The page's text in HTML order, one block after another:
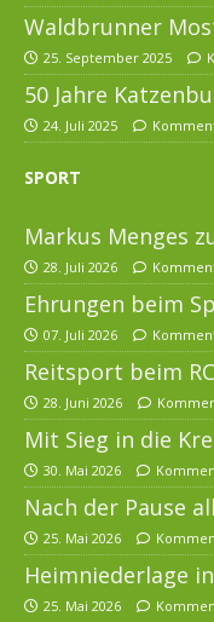
Waldbrunner
25. September 2025
50 Jahre
24. Juli 2025
SPORT
Markus Menges
28. Juli 2026
Ehrungen beim
07. Juli 2026
Reitsport beim
28. Juni 2026
Mit Sieg in die
30. Mai 2026
Nach der Pause
25. Mai 2026
Heimniederlage
25. Mai 2026